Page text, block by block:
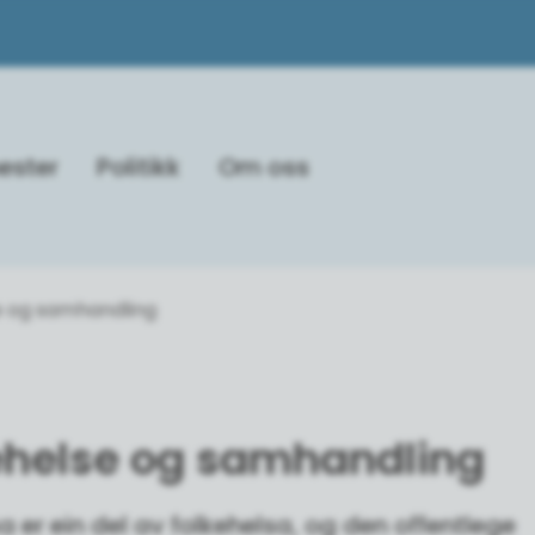
Politikk Om oss
og samhandling
og samhandling
er ein del av folkehelsa, og den offentlege